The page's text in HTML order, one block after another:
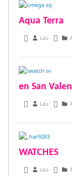
Aqua Terra
abril 22, 2016
Lau
en San
enero 18,
Lau
WATCHES
diciembre
Lau